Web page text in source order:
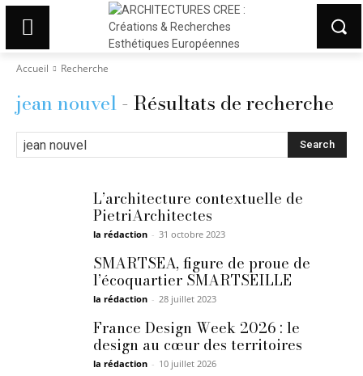
Accueil Recherche
jean nouvel- Résultats de recherche
Search
L’architecture contextuelle de
PietriArchitectes
la rédaction - 31 octobre 2023
SMARTSEA, figure de proue de
l’écoquartier SMARTSEILLE
la rédaction - 28 juillet 2023
France Design Week 2026 : le
design au cœur des territoires
la rédaction - 10 juillet 2026